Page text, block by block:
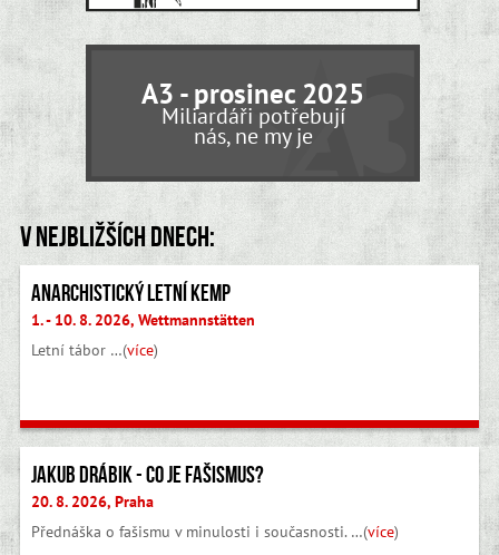
A3 - prosinec 2025
Miliardáři potřebují
nás, ne my je
V nejbližších dnech:
Anarchistický letní kemp
1. - 10. 8. 2026, Wettmannstätten
Letní tábor …(více)
Jakub Drábik - Co je fašismus?
20. 8. 2026, Praha
Přednáška o fašismu v minulosti i současnosti. …(více)